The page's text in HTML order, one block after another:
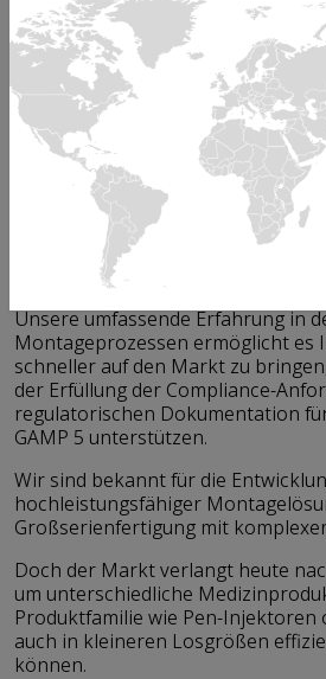
Ob es sich um einen Injektions-
einen Inhalator, eine Spritze oder
Cartridge handelt: Mikrons
in der Automatisierung von
Pharma- und
hohes Maß an Zuverlässigkeit und
In der Life Sciences- und
Mikron ein unübertroffenes
umfassende Prozess-Expertise
Projektrisiko und beschleunigt
Ihrer medizinischen Geräte.
Unsere umfassende Erfahrung in
Montageprozessen ermöglicht es
schneller auf den Markt zu
der Erfüllung der Compliance-
regulatorischen Dokumentation
GAMP 5 unterstützen.
Wir sind bekannt für die
hochleistungsfähiger
Großserienfertigung mit
Doch der Markt verlangt heute
um unterschiedliche
Produktfamilie wie Pen-
auch in kleineren Losgrößen
können.